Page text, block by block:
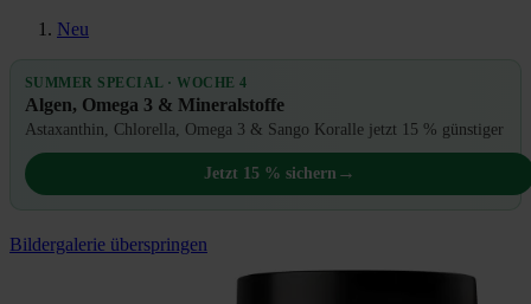
Neu
SUMMER SPECIAL · WOCHE 4
Algen, Omega 3 & Mineralstoffe
Astaxanthin, Chlorella, Omega 3 & Sango Koralle jetzt 15 % günstiger
Jetzt 15 % sichern →
Bildergalerie überspringen